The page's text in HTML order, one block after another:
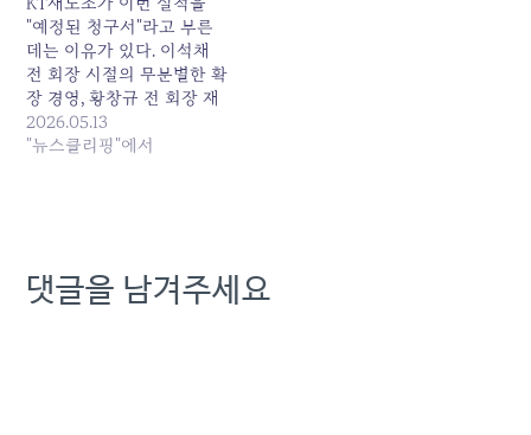
불법행위에 대한 시민사회
의 불신이…
"예정된 청구서"라고 부른
데는 이유가 있다. 이석채
전 회장 시절의 무분별한 확
장 경영, 황창규 전 회장 재
임 시절의 아현 통신구 화
재, 이번 김영섭 전 사장 체
13 14:50:00
2026.05.13
"뉴스클리핑"에서
댓글을 남겨주세요